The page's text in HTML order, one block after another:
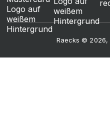
Raecks © 2026,